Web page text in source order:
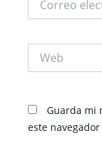
electrónico*
Guarda mi
este